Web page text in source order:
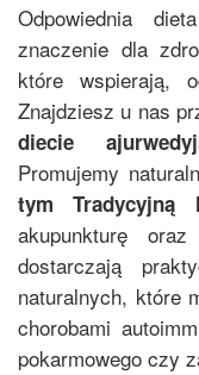
Odpowiednia
znaczenie dla
które wspierają,
Znajdziesz u nas
diecie
Promujemy
tymTradycyjną
akupunkturę
dostarczają
naturalnych, które
chorobami
pokarmowego czy